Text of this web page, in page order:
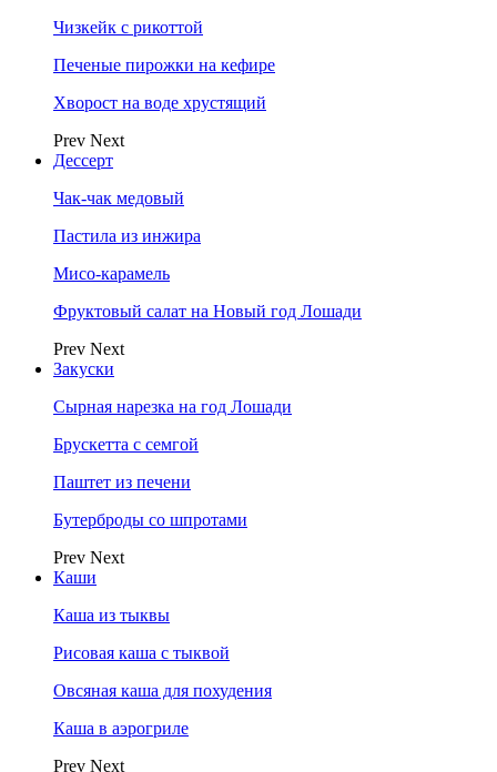
Чизкейк с рикоттой
Печеные пирожки на кефире
Хворост на воде хрустящий
Prev Next
Дессерт
Чак-чак медовый
Пастила из инжира
Мисо-карамель
Фруктовый салат на Новый год Лошади
Prev Next
Закуски
Сырная нарезка на год Лошади
Брускетта с семгой
Паштет из печени
Бутерброды со шпротами
Prev Next
Каши
Каша из тыквы
Рисовая каша с тыквой
Овсяная каша для похудения
Каша в аэрогриле
Prev Next